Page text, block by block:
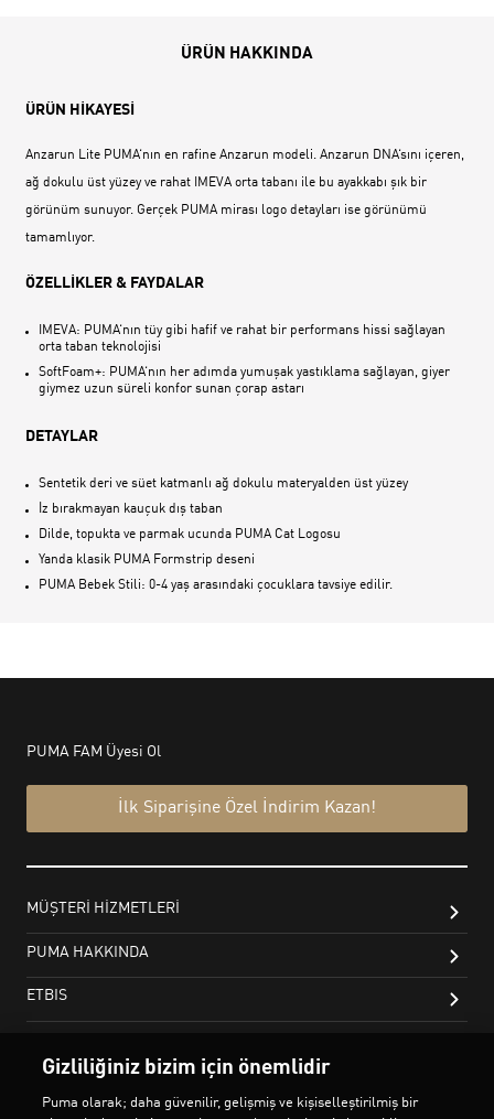
ÜRÜN HAKKINDA
ÜRÜN HİKAYESİ
Anzarun Lite PUMA‘nın en rafine Anzarun modeli. Anzarun DNA‘sını içeren,
ağ dokulu üst yüzey ve rahat IMEVA orta tabanı ile bu ayakkabı şık bir
görünüm sunuyor. Gerçek PUMA mirası logo detayları ise görünümü
tamamlıyor.
ÖZELLİKLER & FAYDALAR
IMEVA: PUMA‘nın tüy gibi hafif ve rahat bir performans hissi sağlayan
orta taban teknolojisi
SoftFoam+: PUMA‘nın her adımda yumuşak yastıklama sağlayan, giyer
giymez uzun süreli konfor sunan çorap astarı
DETAYLAR
Sentetik deri ve süet katmanlı ağ dokulu materyalden üst yüzey
İz bırakmayan kauçuk dış taban
Dilde, topukta ve parmak ucunda PUMA Cat Logosu
Yanda klasik PUMA Formstrip deseni
PUMA Bebek Stili: 0-4 yaş arasındaki çocuklara tavsiye edilir.
Gizliliğiniz bizim için önemlidir
Puma olarak; daha güvenilir, gelişmiş ve kişiselleştirilmiş bir